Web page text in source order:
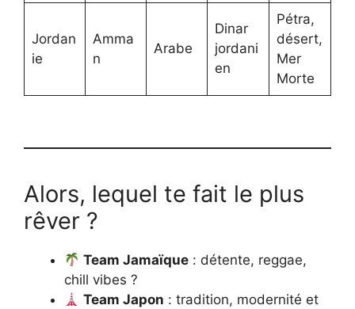
Jordan
ie
Amma
n
Arabe
Dinar
jordani
en
Pétra,
désert,
Mer
Morte
Alors, lequel te fait le plus
rêver ?
Team Jamaïque : détente, reggae,
chill vibes ?
Team Japon : tradition, modernité et